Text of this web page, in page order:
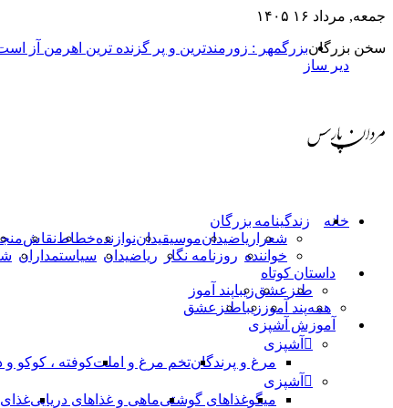
جمعه, مرداد ۱۶ ۱۴۰۵
سخن بزرگانبزرگمهر : زورمندترین و پر گزنده ترین اهرمن آز
دیر ساز
خانه زندگینامه بزرگان
شعرا ریاضیدانموسیقیداننوازندهخطاطنقاش
خواننده روزنامه نگار ریاضیدان سیاستمداران
داستان کوتاه
طنز عشقزیباپند آموز
همهپند آموز زیباطنز عشق
آموزش آشپزی
آشپزی
مرغ و پرندگانتخم مرغ و املتکوفته ، کوکو و
آشپزی
میگوغذاهای گوشتیماهی و غذاهای دریاییغذای